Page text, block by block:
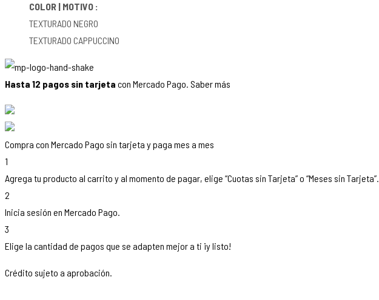
COLOR | MOTIVO :
TEXTURADO NEGRO
TEXTURADO CAPPUCCINO
Hasta 12 pagos sin tarjeta con Mercado Pago. Saber más
Compra con Mercado Pago sin tarjeta y paga mes a mes
1
Agrega tu producto al carrito y al momento de pagar, elige “Cuotas sin Tarjeta” o “Meses sin Tarjeta”.
2
Inicia sesión en Mercado Pago.
3
Elige la cantidad de pagos que se adapten mejor a ti ¡y listo!
Crédito sujeto a aprobación.